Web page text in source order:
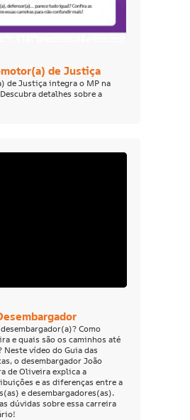
de Justiça
de Justiça integra o MP na
detalhes sobre a
Como
e quais são os caminhos até
Neste vídeo do Guia das
o desembargador João
de Oliveira explica a
e as diferenças entre a
e desembargadores(as).
dúvidas sobre essa carreira